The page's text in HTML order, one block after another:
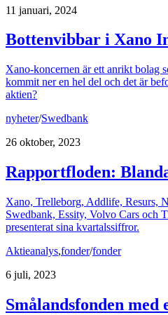
11 januari, 2024
Bottenvibbar i Xano
Xano-koncernen är ett anrikt bolag
kommit ner en hel del och det är
aktien?
nyheter/Swedbank
26 oktober, 2023
Rapportfloden:
Xano, Trelleborg, Addlife, Resurs,
Swedbank, Essity, Volvo Cars och
presenterat sina kvartalssiffror.
Aktieanalys,fonder/fonder
6 juli, 2023
Smålandsfonden